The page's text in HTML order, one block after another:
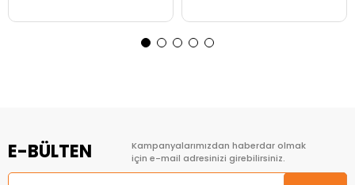
E-BÜLTEN
Kampanyalarımızdan haberdar olmak
için e-mail adresinizi girebilirsiniz.